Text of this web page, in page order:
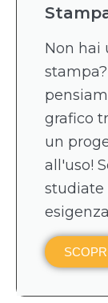
Non hai
grafico
un
all'uso!
studiate